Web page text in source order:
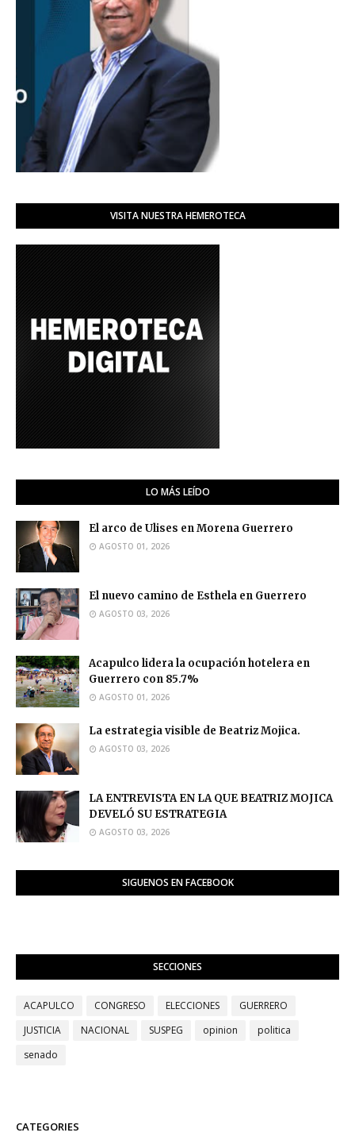
VISITA NUESTRA HEMEROTECA
LO MÁS LEÍDO
El arco de Ulises en Morena Guerrero
AGOSTO 01, 2026
El nuevo camino de Esthela en Guerrero
AGOSTO 03, 2026
Acapulco lidera la ocupación hotelera en
Guerrero con 85.7%
AGOSTO 01, 2026
La estrategia visible de Beatriz Mojica.
AGOSTO 03, 2026
LA ENTREVISTA EN LA QUE BEATRIZ MOJICA
DEVELÓ SU ESTRATEGIA
AGOSTO 03, 2026
SIGUENOS EN FACEBOOK
SECCIONES
ACAPULCO CONGRESO ELECCIONES
GUERRERO
JUSTICIA
NACIONAL SUSPEG opinion
politica
senado
CATEGORIES